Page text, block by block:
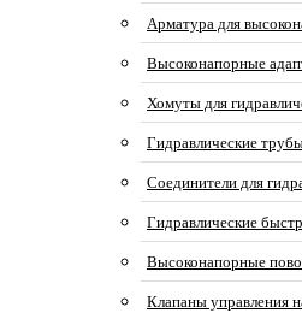
Арматура для
Высоконапорные
Хомуты для
Гидравлические
Соединители для
Гидравлические
Высоконапорные
Клапаны управления